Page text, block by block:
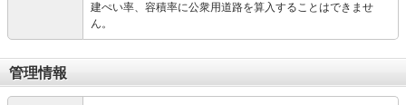
建ぺい率、容積率に公衆用道路を算入することはできませ
ん。
管理情報